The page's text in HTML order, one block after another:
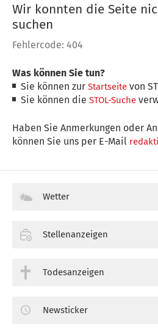
Wir konnten die Seite
suchen
Fehlercode: 404
Was können Sie tun?
Sie können zurStartseite von
Sie können dieSTOL-Suche
Haben Sie Anmerkungen oder
können Sie uns per E-Mail
Wetter
Stellenanzeigen
Todesanzeigen
Newsticker